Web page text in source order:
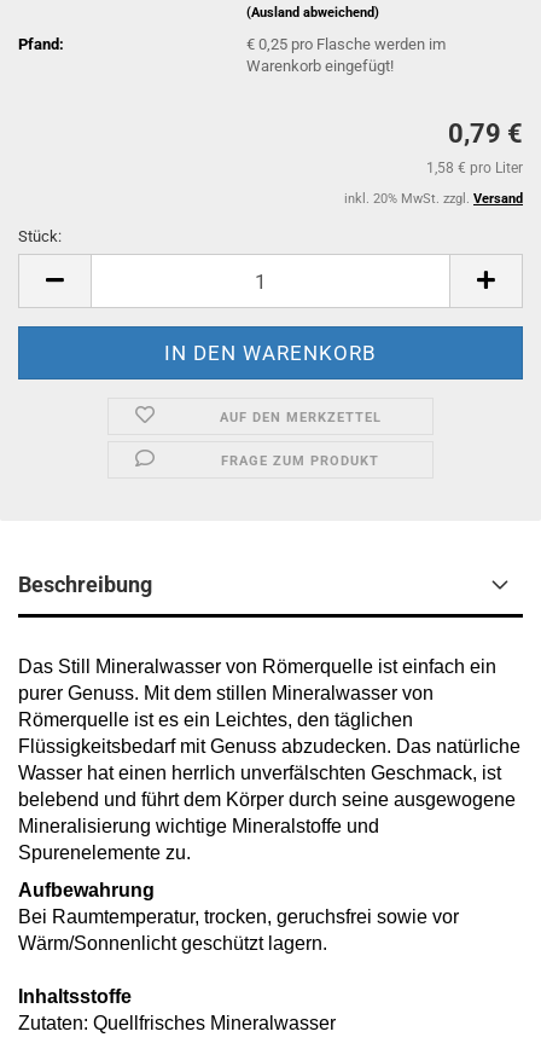
(Ausland abweichend)
Pfand:
€ 0,25 pro Flasche werden im
Warenkorb eingefügt!
0,79 €
1,58 € pro Liter
inkl. 20% MwSt. zzgl. Versand
Stück:
AUF DEN MERKZETTEL
FRAGE ZUM PRODUKT
Beschreibung
Das Still Mineralwasser von Römerquelle ist einfach ein
purer Genuss. Mit dem stillen Mineralwasser von
Römerquelle ist es ein Leichtes, den täglichen
Flüssigkeitsbedarf mit Genuss abzudecken. Das natürliche
Wasser hat einen herrlich unverfälschten Geschmack, ist
belebend und führt dem Körper durch seine ausgewogene
Mineralisierung wichtige Mineralstoffe und
Spurenelemente zu.
Aufbewahrung
Bei Raumtemperatur, trocken, geruchsfrei sowie vor
Wärm/Sonnenlicht geschützt lagern.
Inhaltsstoffe
Zutaten: Quellfrisches Mineralwasser